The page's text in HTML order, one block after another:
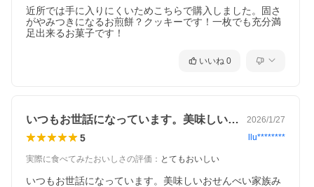
近所では手に入りにくいためこちらで購入しました。固さ
がやみつきになるお煎餅？クッキーです！一枚でも充分満
足出来るお菓子です！
いいね 0
いつもお世話になっています。美味しいお… 2026/1/27
5 llu********
実際に食べてみたおいしさの評価 ： とてもおいしい
いつもお世話になっています。美味しいおせんべい家族み